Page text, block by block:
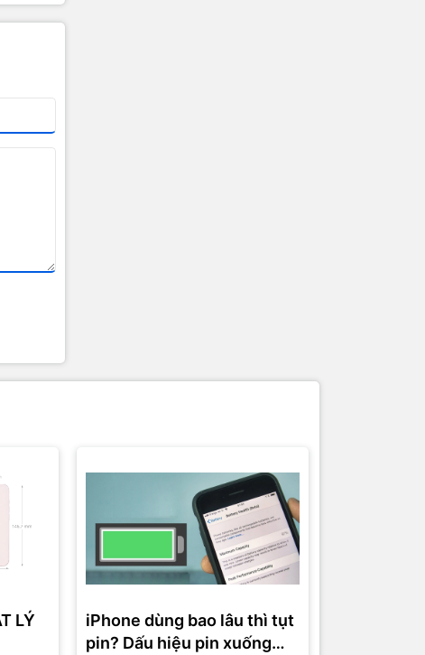
LÝ
iPhone dùng bao lâu thì tụt
pin? Dấu hiệu pin xuống